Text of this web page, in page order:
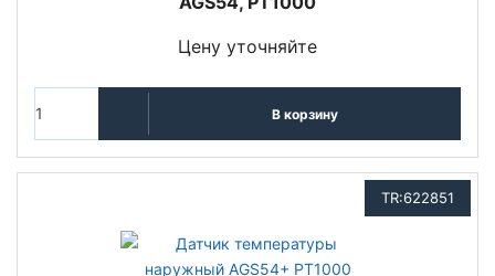
Цену уточняйте
В корзину
TR:622851